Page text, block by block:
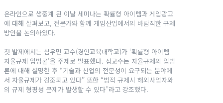
온라인으로 생중계 된 이날 세미나는 확률형 아이템과 게임광고
에 대해 살펴보고, 전문가와 함께 게임산업에서의 바람직한 규제
방안을 논의하였다.
첫 발제에서는 심우민 교수(경인교육대학교)가 ‘확률형 아이템
자율규제 입법론’을 주제로 발표했다. 심교수는 자율규제의 입법
론에 대해 설명한 후 “기술과 산업의 전문성이 요구되는 분야에
서 자율규제가 강조되고 있다” 또한 “법적 규제시 해외사업자와
의 규제 형평성 문제가 발생할 수 있다”라고 강조했다.